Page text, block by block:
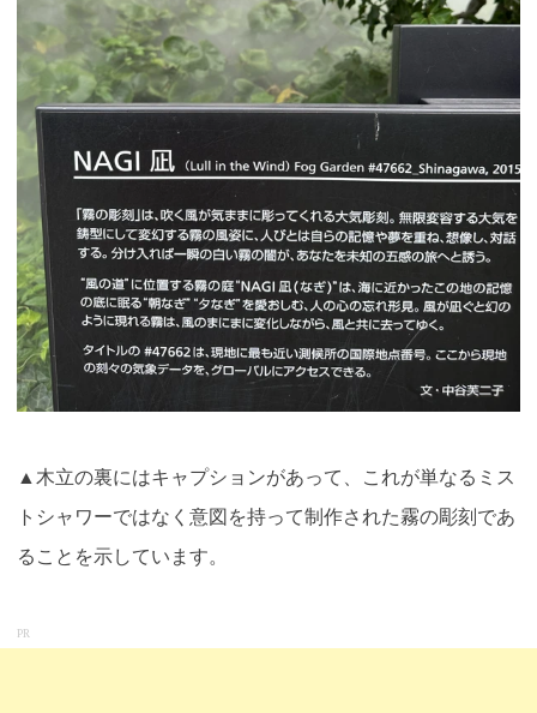
▲木立の裏にはキャプションがあって、これが単なるミス
トシャワーではなく意図を持って制作された霧の彫刻であ
ることを示しています。
PR